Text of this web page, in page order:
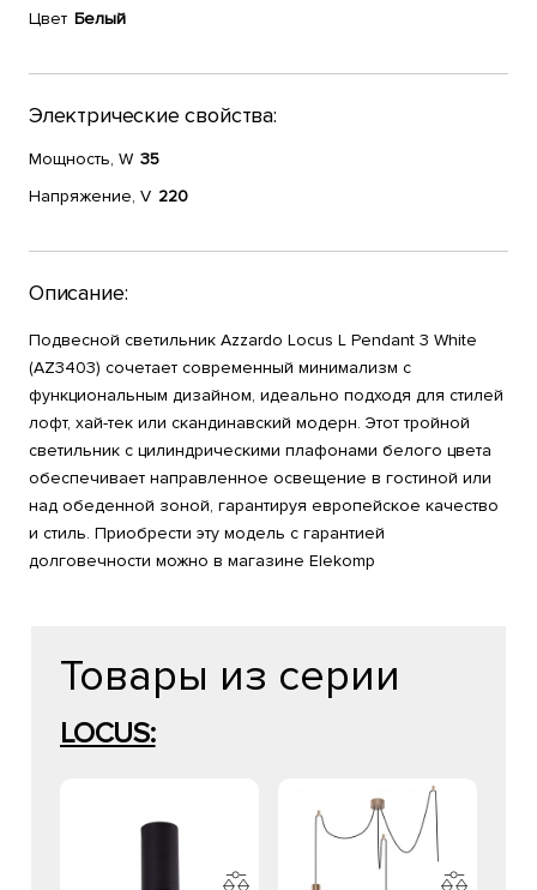
Цвет Белый
Электрические свойства:
Мощность, W 35
Напряжение, V 220
Описание:
Подвесной светильник Azzardo Locus L Pendant 3 White
(AZ3403) сочетает современный минимализм с
функциональным дизайном, идеально подходя для стилей
лофт, хай-тек или скандинавский модерн. Этот тройной
светильник с цилиндрическими плафонами белого цвета
обеспечивает направленное освещение в гостиной или
над обеденной зоной, гарантируя европейское качество
и стиль. Приобрести эту модель с гарантией
долговечности можно в магазине Elekomp
Товары из серии
LOCUS: